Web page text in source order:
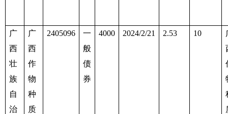
广
西
壮
族
自
治
广
西
作
物
种
质
2405096
一
般
债
券
4000 2024/2/21 2.53 10